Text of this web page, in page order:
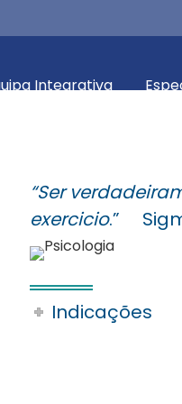
Integrativa
“Ser
exercicio.”
Indicações